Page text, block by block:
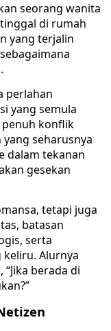
seorang wanita
di rumah
yang terjalin
perlahan
yang semula
konflik
seharusnya
dalam tekanan
gesekan
tetapi juga
batasan
serta
Alurnya
berada di